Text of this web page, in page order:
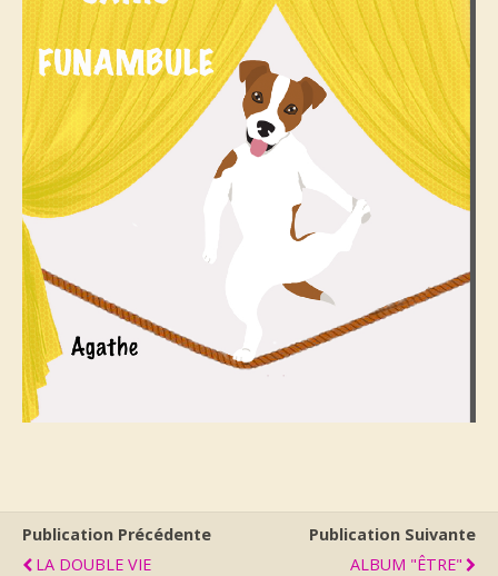
Publication Précédente
LA DOUBLE VIE
Publication Suivante
ALBUM "ÊTRE"